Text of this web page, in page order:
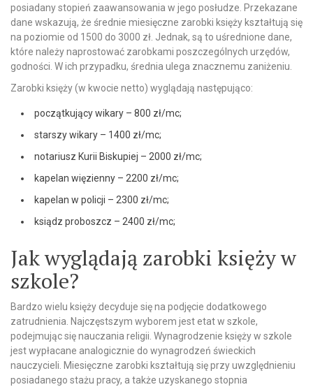
posiadany stopień zaawansowania w jego posłudze. Przekazane
dane wskazują, że średnie miesięczne zarobki księży kształtują się
na poziomie od 1500 do 3000 zł. Jednak, są to uśrednione dane,
które należy naprostować zarobkami poszczególnych urzędów,
godności. W ich przypadku, średnia ulega znacznemu zaniżeniu.
Zarobki księży (w kwocie netto) wyglądają następująco:
początkujący wikary – 800 zł/mc;
starszy wikary – 1400 zł/mc;
notariusz Kurii Biskupiej – 2000 zł/mc;
kapelan więzienny – 2200 zł/mc;
kapelan w policji – 2300 zł/mc;
ksiądz proboszcz – 2400 zł/mc;
Jak wyglądają zarobki księży w
szkole?
Bardzo wielu księży decyduje się na podjęcie dodatkowego
zatrudnienia. Najczęstszym wyborem jest etat w szkole,
podejmując się nauczania religii. Wynagrodzenie księży w szkole
jest wypłacane analogicznie do wynagrodzeń świeckich
nauczycieli. Miesięczne zarobki kształtują się przy uwzględnieniu
posiadanego stażu pracy, a także uzyskanego stopnia